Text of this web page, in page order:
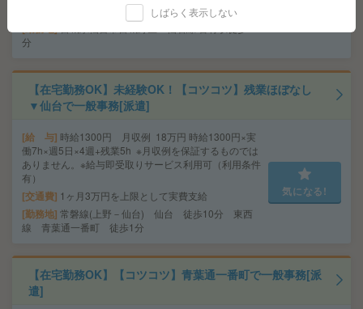
交通費支給あり
分
【在宅勤務OK】未経験OK！【コツコツ】残業ほぼなし
▼仙台で一般事務[派遣]
給 与 時給1300円 月収例 18万円 時給1300円×実
働7h×週5日×4週+残業5h ※月収例を保証するものでは
ありません。※給与即受取りサービス利用可（利用条件
有）
交通費 1ヶ月3万円を上限として実費支給
勤務地 常磐線(上野－仙台) 仙台 徒歩10分 東西
線 青葉通一番町 徒歩1分
気になる!
【在宅勤務OK】【コツコツ】青葉通一番町で一般事務[派
遣]
しばらく表示しない